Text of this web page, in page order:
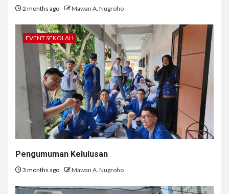
2 months ago Mawan A. Nugroho
EVENT SEKOLAH
Pengumuman Kelulusan
3 months ago Mawan A. Nugroho